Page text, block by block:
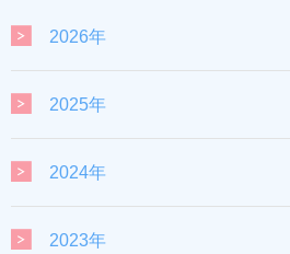
2026年
2025年
2024年
2023年